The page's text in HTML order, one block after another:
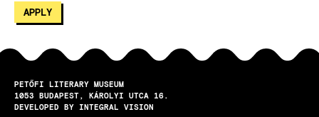
PETŐFI LITERARY MUSEUM
1053
BUDAPEST
KÁROLYI UTCA 16.
DEVELOPED BY INTEGRAL VISION